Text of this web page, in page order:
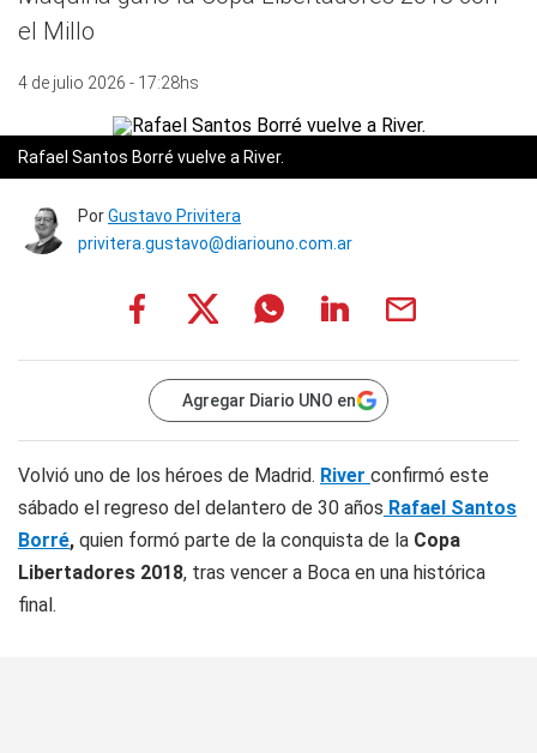
el Millo
4 de julio 2026 - 17:28hs
Rafael Santos Borré vuelve a River.
PorGustavo Privitera
privitera.gustavo@diariouno.com.ar
Agregar Diario UNO en
Volvió uno de los héroes de Madrid. River confirmó este
sábado el regreso del delantero de 30 años Rafael Santos
Borré, quien formó parte de la conquista de la Copa
Libertadores 2018, tras vencer a Boca en una histórica
final.